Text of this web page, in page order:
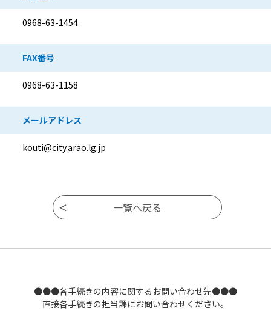
0968-63-1454
FAX番号
0968-63-1158
メールアドレス
kouti@city.arao.lg.jp
●●●各手続きの内容に関するお問い合わせ先●●●
直接各手続きの担当課にお問い合わせください。